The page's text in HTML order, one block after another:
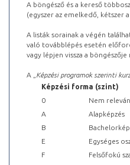
A böngésző és a kereső
(egyszer az emelkedő, kétszer
A listák sorainak a végén
való továbblépés esetén
vagy lépjen vissza a
A „ Képzési programok szerinti
Képzési forma (szint)
0
Nem
A
Alapképzés
B
E
Egységes
F
Felsőfokú